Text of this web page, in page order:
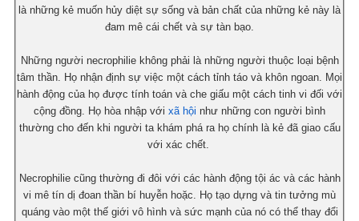
là những kẻ muốn hủy diệt sự sống và bản chất của những kẻ này là
đam mê cái chết và sự tàn bạo.
Những người necrophilie không phải là những người thuộc loại bệnh
tâm thần. Họ nhận định sự việc một cách tỉnh táo và khôn ngoan. Mọi
hành động của họ được tính toán và che giấu một cách tinh vi đối với
cộng đồng. Họ hòa nhập với xã hội như những con người bình
thường cho đến khi người ta khám phá ra họ chính là kẻ đã giao cấu
với xác chết.
Necrophilie cũng thường đi đôi với các hành động tội ác và các hành
vi mê tín dị đoan thần bí huyễn hoặc. Họ tạo dựng và tin tưởng mù
quáng vào một thế giới vô hình và sức mạnh của nó có thể thay đổi